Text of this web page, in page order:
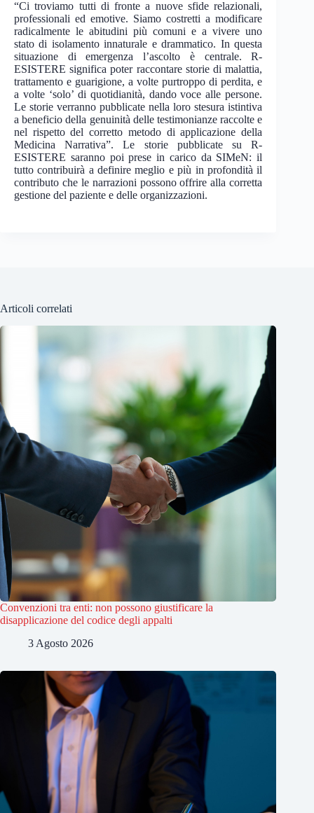
“Ci troviamo tutti di fronte a nuove sfide relazionali,
professionali ed emotive. Siamo costretti a modificare
radicalmente le abitudini più comuni e a vivere uno
stato di isolamento innaturale e drammatico. In questa
situazione di emergenza l’ascolto è centrale. R-
ESISTERE significa poter raccontare storie di malattia,
trattamento e guarigione, a volte purtroppo di perdita, e
a volte ‘solo’ di quotidianità, dando voce alle persone.
Le storie verranno pubblicate nella loro stesura istintiva
a beneficio della genuinità delle testimonianze raccolte e
nel rispetto del corretto metodo di applicazione della
Medicina Narrativa”. Le storie pubblicate su R-
ESISTERE saranno poi prese in carico da SIMeN: il
tutto contribuirà a definire meglio e più in profondità il
contributo che le narrazioni possono offrire alla corretta
gestione del paziente e delle organizzazioni.
Articoli correlati
Convenzioni tra enti: non possono giustificare la
disapplicazione del codice degli appalti
3 Agosto 2026